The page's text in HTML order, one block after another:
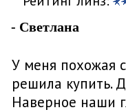
- Светлана
У меня похожая
решила купить.
Наверное наши